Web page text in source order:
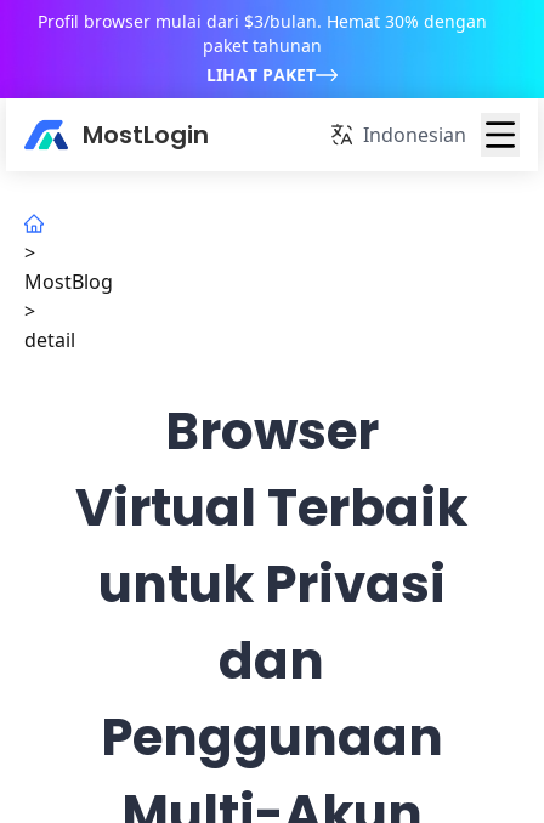
Profil browser mulai dari $3/bulan. Hemat 30% dengan
paket tahunan
LIHAT PAKET
MostLogin Indonesian
>
MostBlog
>
detail
Browser
Virtual Terbaik
untuk Privasi
dan
Penggunaan